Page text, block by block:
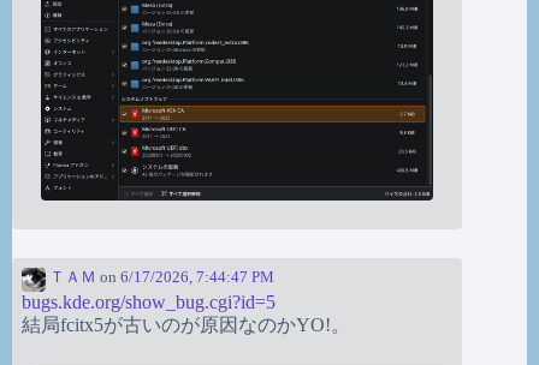
ＴＡＭ on 6/17/2026, 7:44:47 PM
bugs.kde.org/show_bug.cgi?id=5
結局fcitx5が古いのが原因なのかYO!。